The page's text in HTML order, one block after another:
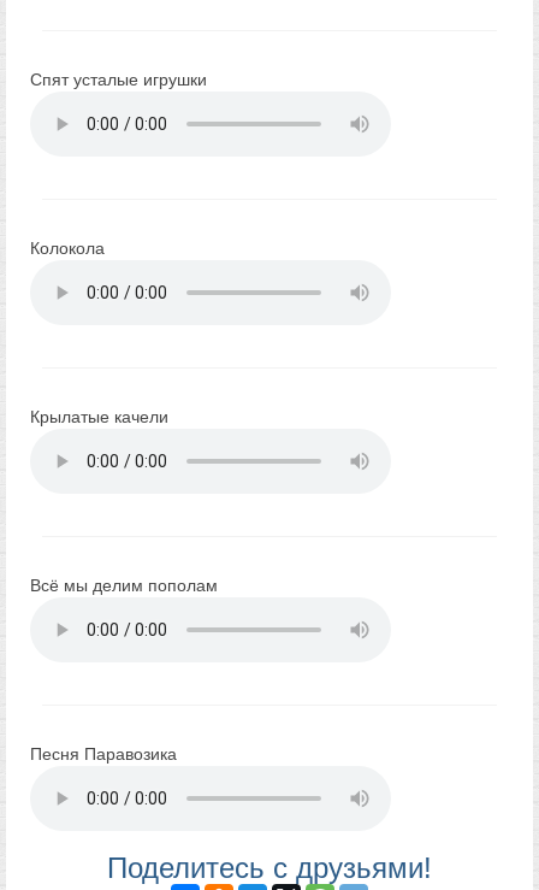
Спят усталые игрушки
Колокола
Крылатые качели
Всё мы делим пополам
Песня Паравозика
Поделитесь с друзьями!